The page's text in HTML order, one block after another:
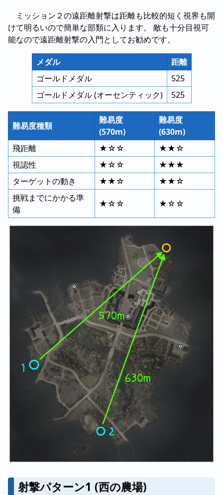
ミッション２の遠距離射撃は距離も比較的短く視界も開
けて明るいので簡単な部類に入ります。 敵も十分目視可
能なので遠距離射撃の入門としてお勧めです。
メダル
距離
ゴールドメダル
525
ゴールドメダル (オーセンティック)
525
難易度種類
難易度
(570m)
難易度
(630m)
飛距離
★☆☆
★★☆
視認性
★☆☆
★★★
ターゲットの動き
★★☆
★★☆
挑戦までにかかる準
備
★☆☆ ★☆☆
射撃パターン1 (西の農場)